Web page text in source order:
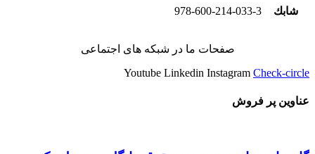
شابك 978-600-214-033-3
صفحات ما در شبکه های اجتماعی
Youtube Linkedin Instagram Check-circle
عناوین پر فروش